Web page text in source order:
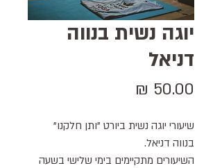
יוגה נשית בנווה
דניאל
שיעורי יוגה נשית ביורט "ותן חלקנו"
בנווה דניאל.
השיעורים מתקיימים בימי שלישי בשעה